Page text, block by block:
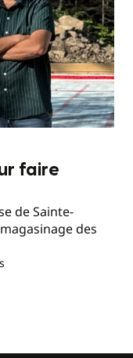
faire
de Sainte-
des